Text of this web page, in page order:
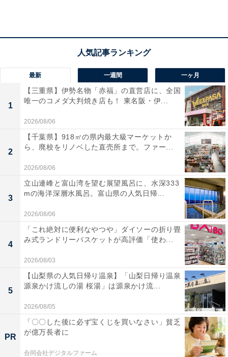
TOP3の結果は以下となりました。
1位 醤油 224票
2位 塩コショウ 180票
3位 ソース 40票
＞＞あなたの好きな味付けは何位？4位以降はコチラ
1位は、224票で「醤油」でした。本アンケートのほぼ半
数の人が醤油を選択する結果となっています。次に多い
のは塩コショウで180票。醤油は40票という結果になり
ました。
最新 一週間 一ヶ月
1
【三重県】伊勢名物「赤福」の直営店に、全国
唯一のコメダ大判焼き店も！ 東名阪・伊...
2026/08/06
2
【千葉県】918㎡の県内最大級マーケットか
ら、廃校をリノベした直売所まで。ファー...
2026/08/06
3
立山連峰と富山湾を望む展望風呂に、水深333
mの海洋深層水風呂。富山県の人気日帰...
2026/08/06
4
「これ絶対に便利なやつや」ダイソーの折り畳
み式ランドリーバスケットが高評価「使わ...
2026/08/03
5
【山梨県の人気日帰り温泉】「山梨日帰り温泉
源泉かけ流しの湯 桜湯」は源泉かけ流...
2026/08/05
PR
「〇〇した後に必ず宝くじを買いなさい」貧乏
が億万長者に
合同会社デジタルファーム